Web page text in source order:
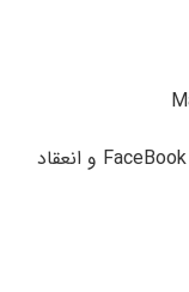
۳ ماهه پایانی: راه‌اندازی بازی‌های آماده در FaceBook و انعقاد